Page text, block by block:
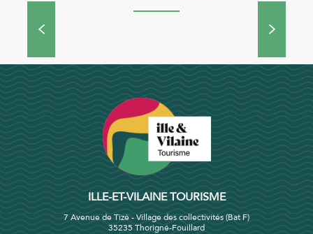
ILLE-ET-VILAINE TOURISME
7 Avenue de Tizé - Village des collectivités (Bat F)
35235 Thorigné-Fouillard